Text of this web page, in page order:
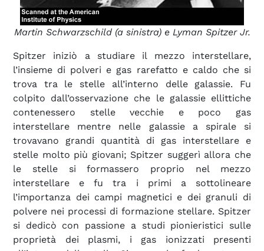
Martin Schwarzschild (a sinistra) e Lyman Spitzer Jr.
Spitzer iniziò a studiare il mezzo interstellare,
l’insieme di polveri e gas rarefatto e caldo che si
trova tra le stelle all’interno delle galassie. Fu
colpito dall’osservazione che le galassie ellittiche
contenessero stelle vecchie e poco gas
interstellare mentre nelle galassie a spirale si
trovavano grandi quantità di gas interstellare e
stelle molto più giovani; Spitzer suggerì allora che
le stelle si formassero proprio nel mezzo
interstellare e fu tra i primi a sottolineare
l’importanza dei campi magnetici e dei granuli di
polvere nei processi di formazione stellare. Spitzer
si dedicò con passione a studi pionieristici sulle
proprietà dei plasmi, i gas ionizzati presenti